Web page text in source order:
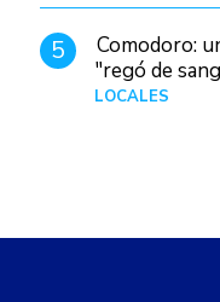
5
Comodoro:
"regó de
LOCALES